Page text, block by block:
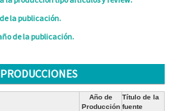
la publicación.
de la publicación.
Año de
Producción
Título de la
fuente